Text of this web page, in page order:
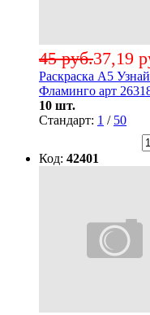
37,19
45 руб.
Раскраска А5
Фламинго арт
10 шт.
Стандарт: 1 / 50
Код: 42401